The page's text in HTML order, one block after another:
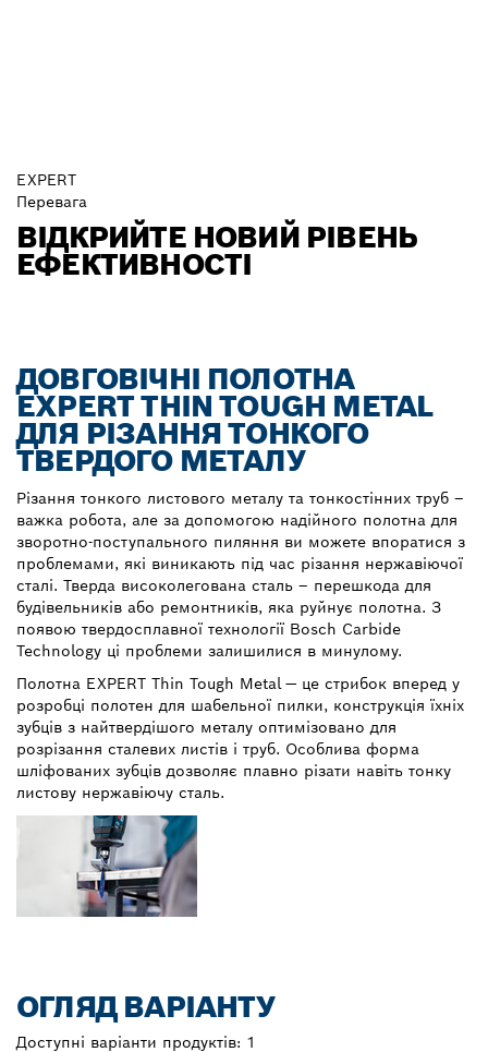
EXPERT
Перевага
ВІДКРИЙТЕ НОВИЙ РІВЕНЬ
ЕФЕКТИВНОСТІ
ДОВГОВІЧНІ ПОЛОТНА
EXPERT THIN TOUGH METAL
ДЛЯ РІЗАННЯ ТОНКОГО
ТВЕРДОГО МЕТАЛУ
Різання тонкого листового металу та тонкостінних труб –
важка робота, але за допомогою надійного полотна для
зворотно-поступального пиляння ви можете впоратися з
проблемами, які виникають під час різання нержавіючої
сталі. Тверда високолегована сталь – перешкода для
будівельників або ремонтників, яка руйнує полотна. З
появою твердосплавної технології Bosch Carbide
Technology ці проблеми залишилися в минулому.
Полотна EXPERT Thin Tough Metal — це стрибок вперед у
розробці полотен для шабельної пилки, конструкція їхніх
зубців з найтвердішого металу оптимізовано для
розрізання сталевих листів і труб. Особлива форма
шліфованих зубців дозволяє плавно різати навіть тонку
листову нержавіючу сталь.
ОГЛЯД ВАРІАНТУ
Доступні варіанти продуктів: 1